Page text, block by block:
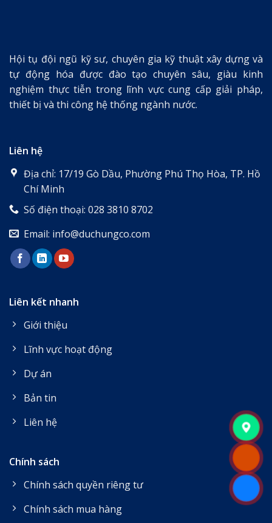
Hội tụ đội ngũ kỹ sư, chuyên gia kỹ thuật xây dựng và
tự động hóa được đào tạo chuyên sâu, giàu kinh
nghiệm thực tiễn trong lĩnh vực cung cấp giải pháp,
thiết bị và thi công hệ thống ngành nước.
Liên hệ
Địa chỉ: 17/19 Gò Dầu, Phường Phú Thọ Hòa, TP. Hồ
Chí Minh
Số điện thoại: 028 3810 8702
Email: info@duchungco.com
Liên kết nhanh
Giới thiệu
Lĩnh vực hoạt động
Dự án
Bản tin
Liên hệ
Chính sách
Chính sách quyền riêng tư
Chính sách mua hàng